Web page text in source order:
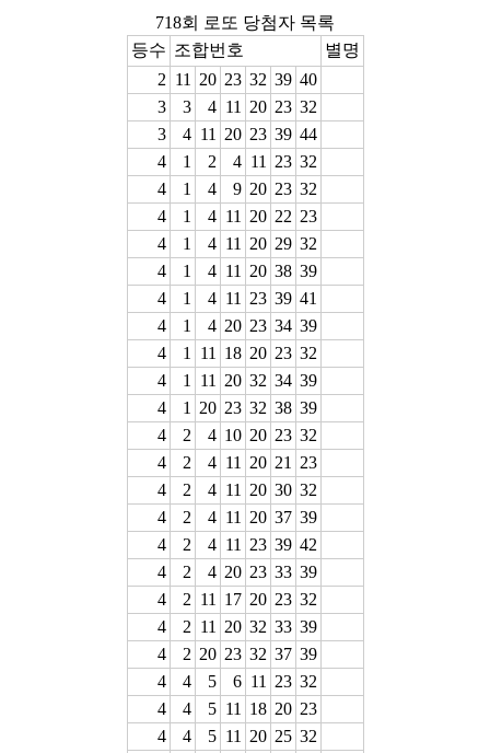
718회 로또 당첨자 목록
등수 조합번호
별명
2 11 20 23 32 39 40
3
3 4 11 20 23 32
3
4 11 20 23 39 44
4
1 2 4 11 23 32
4
1 4 9 20 23 32
4
1 4 11 20 22 23
4
1 4 11 20 29 32
4
1 4 11 20 38 39
4
1 4 11 23 39 41
4
1 4 20 23 34 39
4
1 11 18 20 23 32
4
1 11 20 32 34 39
4
1 20 23 32 38 39
4
2 4 10 20 23 32
4
2 4 11 20 21
23
4
2 4 11 20 30 32
4
2 4 11 20 37 39
4
2 4 11 23 39 42
4
2 4 20 23 33 39
4
2 11 17 20 23 32
4
2 11 20 32 33 39
4
2 20 23 32 37 39
4
4 5 6 11 23 32
4
4 5 11 18 20 23
4
4 5 11 20 25 32